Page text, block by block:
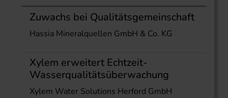
Zuwachs bei Qualitätsgemeinschaft
Hassia Mineralquellen GmbH & Co. KG
Xylem erweitert Echtzeit-
Wasserqualitätsüberwachung
Xylem Water Solutions Herford GmbH